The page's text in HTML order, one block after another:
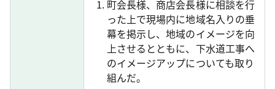
町会長様、商店会長様に相談を行
った上で現場内に地域名入りの垂
幕を掲示し、地域のイメージを向
上させるとともに、下水道工事へ
のイメージアップについても取り
組んだ。